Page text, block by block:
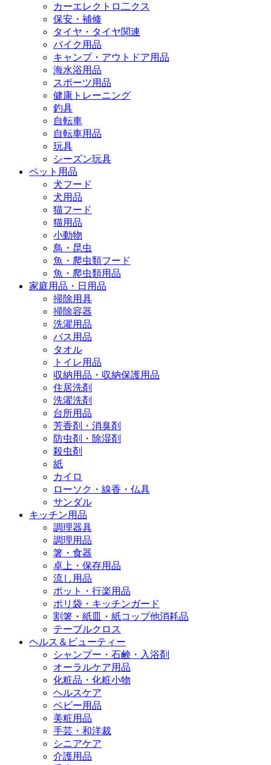
カーエレクトロ二クス
保安・補修
タイヤ・タイヤ関連
バイク用品
キャンプ・アウトドア用品
海水浴用品
スポーツ用品
健康トレーニング
釣具
自転車
自転車用品
玩具
シーズン玩具
ペット用品
犬フード
犬用品
猫フード
猫用品
小動物
鳥・昆虫
魚・爬虫類フード
魚・爬虫類用品
家庭用品・日用品
掃除用具
掃除容器
洗濯用品
バス用品
タオル
トイレ用品
収納用品・収納保護用品
住居洗剤
洗濯洗剤
台所用品
芳香剤・消臭剤
防虫剤・除湿剤
殺虫剤
紙
カイロ
ローソク・線香・仏具
サンダル
キッチン用品
調理器具
調理用品
箸・食器
卓上・保存用品
流し用品
ポット・行楽用品
ポリ袋・キッチンガード
割箸・紙皿・紙コップ他消耗品
テーブルクロス
ヘルス＆ビューティー
シャンプー・石鹸・入浴剤
オーラルケア用品
化粧品・化粧小物
ヘルスケア
ベビー用品
美粧用品
手芸・和洋裁
シニアケア
介護用品